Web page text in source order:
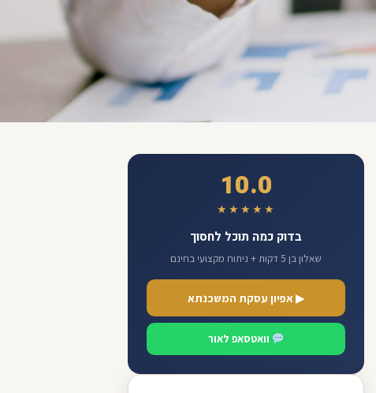
10.0
★★★★★
בדוק כמה תוכל לחסוך
שאלון בן 5 דקות + ניתוח מקצועי בחינם
▶ אפיון עסקת המשכנתא
וואטסאפ לאור